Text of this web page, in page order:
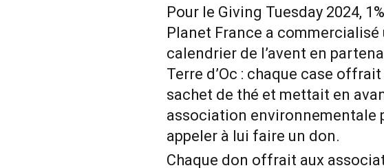
Pour le Giving Tuesday 2024,
Planet France a commercialisé
calendrier de l’avent en
Terre d’Oc : chaque case offrait
sachet de thé et mettait en
association environnementale
appeler à lui faire un don.
Chaque don offrait aux